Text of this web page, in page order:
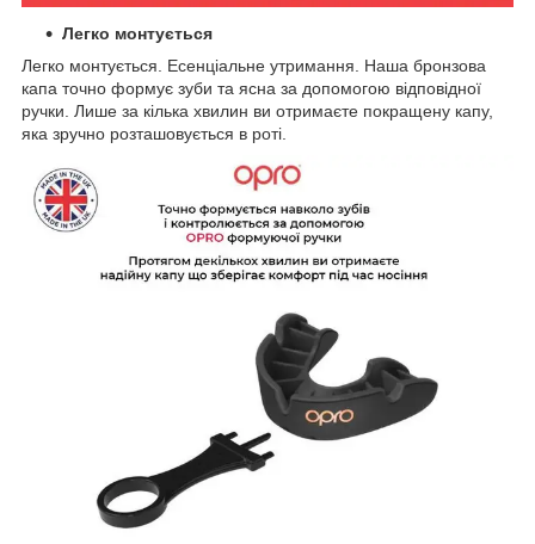
Легко монтується
Легко монтується. Есенціальне утримання. Наша бронзова
капа точно формує зуби та ясна за допомогою відповідної
ручки. Лише за кілька хвилин ви отримаєте покращену капу,
яка зручно розташовується в роті.